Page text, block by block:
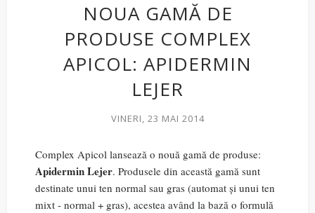
NOUA GAMĂ DE
PRODUSE COMPLEX
APICOL: APIDERMIN
LEJER
VINERI, 23 MAI 2014
Complex Apicol lansează o nouă gamă de produse:
Apidermin Lejer. Produsele din această gamă sunt
destinate unui ten normal sau gras (automat și unui ten
mixt - normal + gras), acestea având la bază o formulă